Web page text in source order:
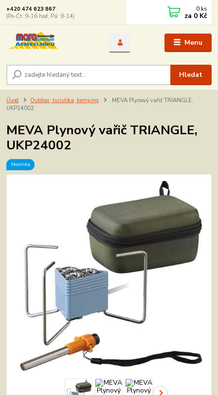
Menu
Hledat
+420 474 623 867
(Po-Čt: 9-16 hod; Pá: 9-14)
0 ks
za 0 Kč
Úvod Outdoor, turistika, kemping
MEVA Plynový vařič TRIANGLE,
UKP24002
MEVA Plynový vařič TRIANGLE,
UKP24002
Novinka